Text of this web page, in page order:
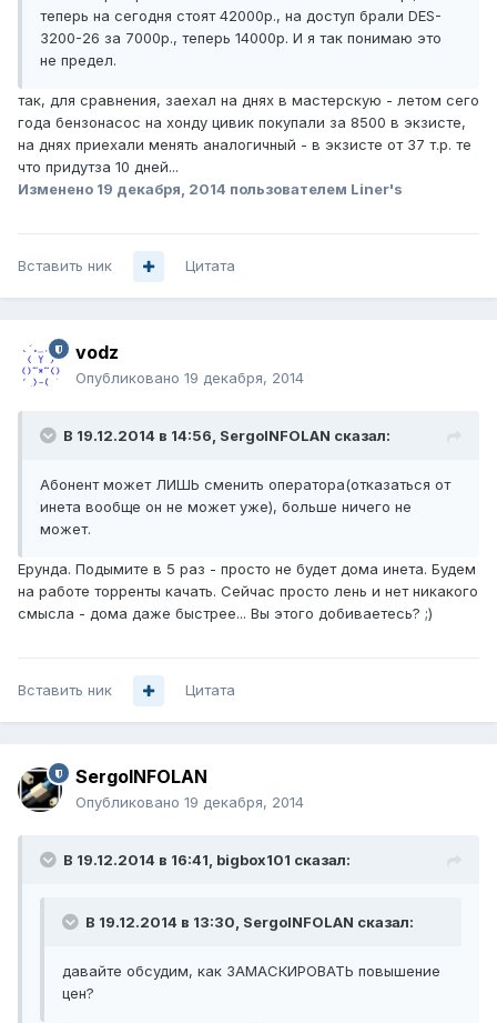
теперь на сегодня стоят 42000р., на доступ брали DES-
3200-26 за 7000р., теперь 14000р. И я так понимаю это
не предел.
так, для сравнения, заехал на днях в мастерскую - летом сего
года бензонасос на хонду цивик покупали за 8500 в экзисте,
на днях приехали менять аналогичный - в экзисте от 37 т.р. те
что придутза 10 дней...
Изменено 19 декабря, 2014 пользователем Liner's
Вставить ник Цитата
vodz
Опубликовано 19 декабря, 2014
В 19.12.2014 в 14:56, SergoINFOLAN сказал:
Абонент может ЛИШЬ сменить оператора(отказаться от
инета вообще он не может уже), больше ничего не
может.
Ерунда. Подымите в 5 раз - просто не будет дома инета. Будем
на работе торренты качать. Сейчас просто лень и нет никакого
смысла - дома даже быстрее... Вы этого добиваетесь? ;)
Вставить ник Цитата
SergoINFOLAN
Опубликовано 19 декабря, 2014
В 19.12.2014 в 16:41, bigbox101 сказал:
В 19.12.2014 в 13:30, SergoINFOLAN сказал:
давайте обсудим, как ЗАМАСКИРОВАТЬ повышение
цен?